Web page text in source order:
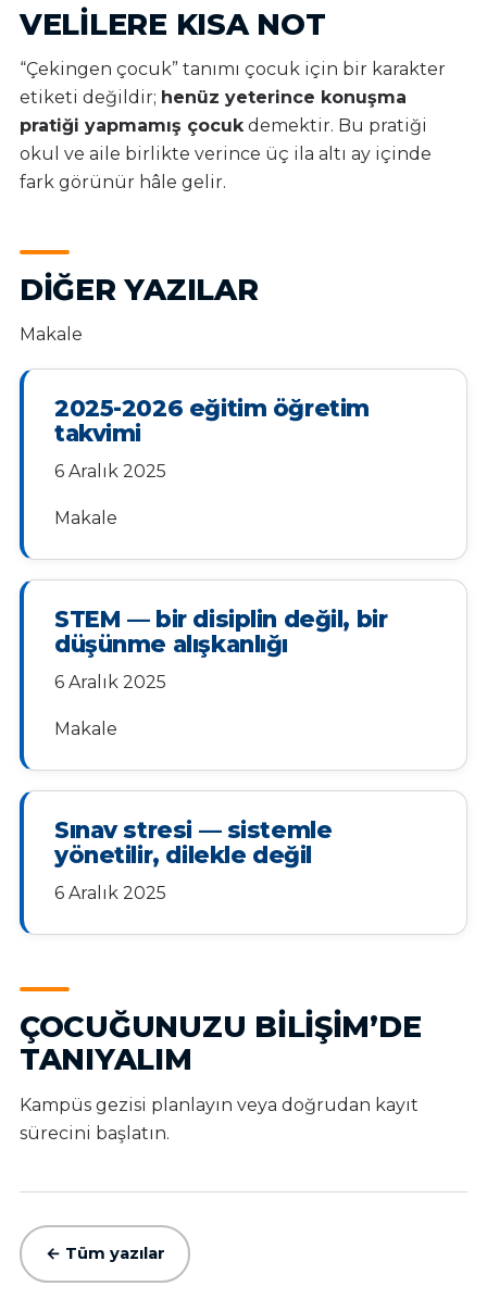
VELILERE KISA NOT
“Çekingen çocuk” tanımı çocuk için bir karakter
etiketi değildir; henüz yeterince konuşma
pratiği yapmamış çocukdemektir. Bu pratiği
okul ve aile birlikte verince üç ila altı ay içinde
fark görünür hâle gelir.
DIĞER YAZILAR
Makale
2025-2026 eğitim öğretim
takvimi
6 Aralık 2025
Makale
STEM — bir disiplin değil, bir
düşünme alışkanlığı
6 Aralık 2025
Makale
Sınav stresi — sistemle
yönetilir, dilekle değil
6 Aralık 2025
ÇOCUĞUNUZU BILIŞIM’DE
TANIYALIM
Kampüs gezisi planlayın veya doğrudan kayıt
sürecini başlatın.
← Tüm yazılar